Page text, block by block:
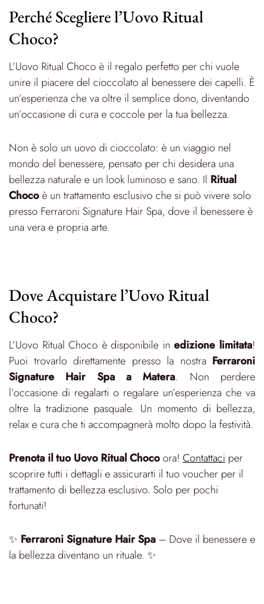
Perché Scegliere l’Uovo Ritual
Choco?
L’Uovo Ritual Choco è il regalo perfetto per chi vuole
unire il piacere del cioccolato al benessere dei capelli. È
un’esperienza che va oltre il semplice dono, diventando
un’occasione di cura e coccole per la tua bellezza.
Non è solo un uovo di cioccolato: è un viaggio nel
mondo del benessere, pensato per chi desidera una
bellezza naturale e un look luminoso e sano. Il Ritual
Chocoè un trattamento esclusivo che si può vivere solo
presso Ferraroni Signature Hair Spa, dove il benessere è
una vera e propria arte.
Dove Acquistare l’Uovo Ritual
Choco?
L’Uovo Ritual Choco è disponibile inedizione limitata!
Puoi trovarlo direttamente presso la nostra Ferraroni
Signature Hair Spa a Matera. Non perdere
l’occasione di regalarti o regalare un’esperienza che va
oltre la tradizione pasquale. Un momento di bellezza,
relax e cura che ti accompagnerà molto dopo la festività.
Prenota il tuo Uovo Ritual Chocoora! Contattaci per
scoprire tutti i dettagli e assicurarti il tuo voucher per il
trattamento di bellezza esclusivo. Solo per pochi
fortunati!
✨ Ferraroni Signature Hair Spa – Dove il benessere e
la bellezza diventano un rituale. ✨